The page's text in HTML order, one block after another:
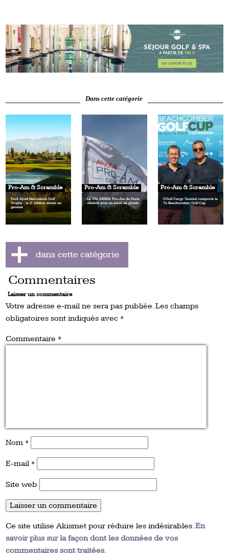
Dans cette catégorie
Pro-Am & Scramble
Park Hyatt Marrakech Golf
Trophy : la 2ᵉ édition monte en
gamme
Pro-Am & Scramble
Le 25e ARKEA Pro-Am de Paris
célébré sous un soleil de plomb
Pro-Am & Scramble
UGolf Cergy Vauréal remporte la
7e Beachcomber Golf Cup
Commentaires
Laisser un commentaire
Votre adresse e-mail ne sera pas publiée.Les champs
obligatoires sont indiqués avec *
Commentaire *
Nom *
E-mail *
Site web
Ce site utilise Akismet pour réduire les indésirables.En
savoir plus sur la façon dont les données de vos
commentaires sont traitées.